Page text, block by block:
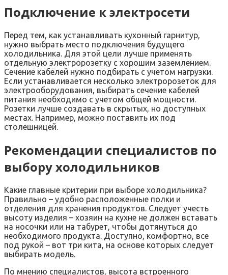
Подключение к электросети
Перед тем, как устанавливать кухонный гарнитур,
нужно выбрать место подключения будущего
холодильника. Для этой цели лучше применять
отдельную электророзетку с хорошим заземлением.
Сечение кабелей нужно подбирать с учетом нагрузки.
Если устанавливается несколько электророзеток для
электрооборудования, выбирать сечение кабелей
питания необходимо с учетом общей мощности.
Розетки лучше создавать в скрытых, но доступных
местах. Например, можно поставить их под
столешницей.
Рекомендации специалистов по
выбору холодильников
Какие главные критерии при выборе холодильника?
Правильно – удобно расположенные полки и
отделения для хранения продуктов. Следует учесть
высоту изделия – хозяин на кухне не должен вставать
на носочки или на табурет, чтобы дотянуться до
необходимого продукта. Доступно, комфортно, все
под рукой – вот три кита, на основе которых следует
выбирать модель.
По мнению специалистов, высота встроенного